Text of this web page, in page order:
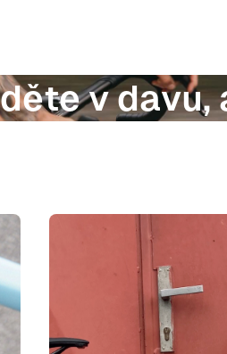
v davu,